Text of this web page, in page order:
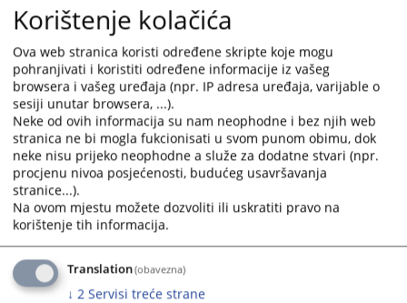
date.
Press
the
question
mark
key
to
get
the
keyboard
shortcuts
for
changing
dates.
date.
Press
the
question
mark
key
to
get
the
keyboard
shortcuts
for
changing
dates.
11.09.2023.
Средњорочни план рада ВСТВ-а БиХ за период 2024. -
15.09.2022.
Средњорочни план рада ВСТВ-а БиХ за период 2023.-
2025. године
08.09.2021.
Средњорочни план рада ВСТВ-а за период 2022.-2024.
године.
17.09.2020.
Средњорочни план рада ВСТВ-а БиХ за период од 2021.
до 2023. године
Korištenje kolačića
Ova web stranica koristi određene skripte koje mogu
pohranjivati i koristiti određene informacije iz vašeg
browsera i vašeg uređaja (npr. IP adresa uređaja, varijable o
sesiji unutar browsera, ...).
Neke od ovih informacija su nam neophodne i bez njih web
stranica ne bi mogla fukcionisati u svom punom obimu, dok
neke nisu prijeko neophodne a služe za dodatne stvari (npr.
procjenu nivoa posjećenosti, budućeg usavršavanja
stranice...).
Na ovom mjestu možete dozvoliti ili uskratiti pravo na
korištenje tih informacija.
Translation(obavezna)
↓ 2 Servisi treće strane